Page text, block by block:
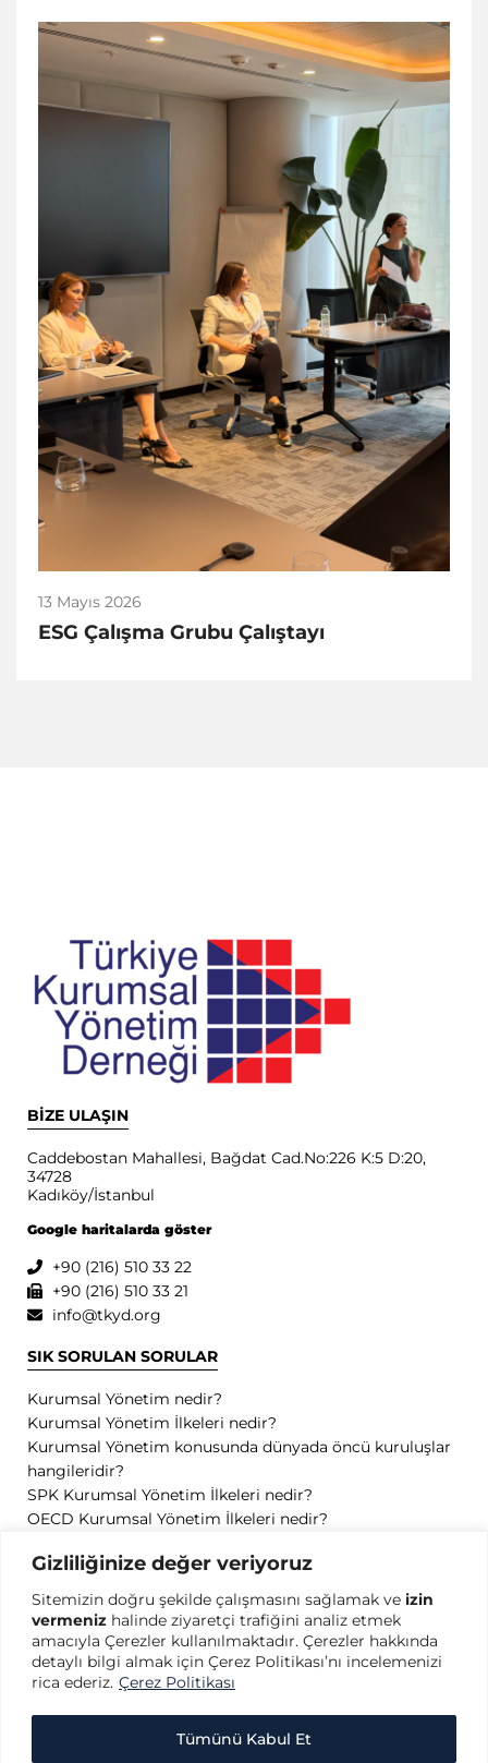
Gizliliğinize değer veriyoruz
Sitemizin doğru şekilde çalışmasını sağlamak ve izin
vermeniz halinde ziyaretçi trafiğini analiz etmek
amacıyla Çerezler kullanılmaktadır. Çerezler hakkında
detaylı bilgi almak için Çerez Politikası’nı incelemenizi
rica ederiz. Çerez Politikası
Tümünü Kabul Et
13 Mayıs 2026
ESG Çalışma Grubu Çalıştayı
BİZE ULAŞIN
Caddebostan Mahallesi, Bağdat Cad.No:226 K:5 D:20,
34728
Kadıköy/İstanbul
Google haritalarda göster
+90 (216) 510 33 22
+90 (216) 510 33 21
info@tkyd.org
SIK SORULAN SORULAR
Kurumsal Yönetim nedir?
Kurumsal Yönetim İlkeleri nedir?
Kurumsal Yönetim konusunda dünyada öncü kuruluşlar
hangileridir?
SPK Kurumsal Yönetim İlkeleri nedir?
OECD Kurumsal Yönetim İlkeleri nedir?
GİZLİLİK
Gizlilik Politikası
Kullanım Koşulları
Kişisel Verilerin Korunması
Çerez Politikası